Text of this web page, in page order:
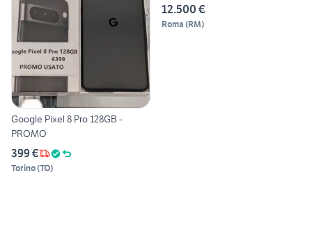
Google Pixel 8 Pro 128GB -
PROMO
399 €
Torino(TO)
12.500 €
Roma (RM)